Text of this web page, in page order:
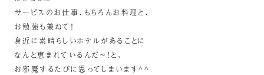
サービスのお仕事、もちろんお料理と、
お勉強も兼ねて！
身近に素晴らしいホテルがあることに
なんと恵まれているんだ～！と、
お邪魔するたびに思ってしまいます^^